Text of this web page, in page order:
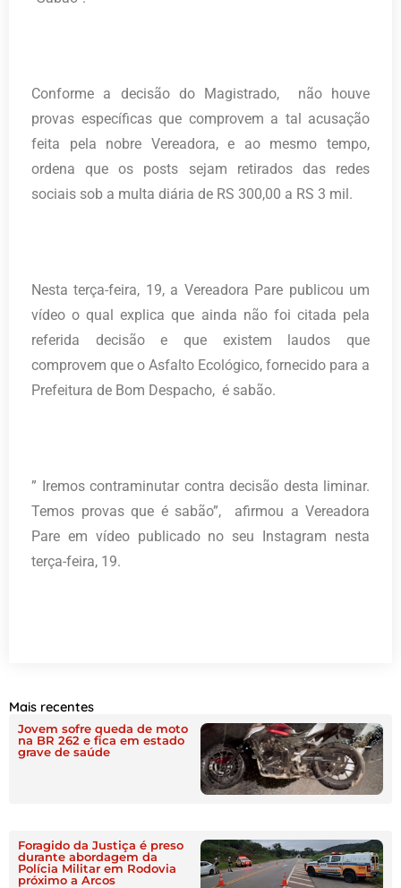
Conforme a decisão do Magistrado, não houve
provas específicas que comprovem a tal acusação
feita pela nobre Vereadora, e ao mesmo tempo,
ordena que os posts sejam retirados das redes
sociais sob a multa diária de RS 300,00 a RS 3 mil.
Nesta terça-feira, 19, a Vereadora Pare publicou um
vídeo o qual explica que ainda não foi citada pela
referida decisão e que existem laudos que
comprovem que o Asfalto Ecológico, fornecido para a
Prefeitura de Bom Despacho, é sabão.
” Iremos contraminutar contra decisão desta liminar.
Temos provas que é sabão”, afirmou a Vereadora
Pare em vídeo publicado no seu Instagram nesta
terça-feira, 19.
Mais recentes
Jovem sofre queda de moto
na BR 262 e fica em estado
grave de saúde
Foragido da Justiça é preso
durante abordagem da
Polícia Militar em Rodovia
próximo a Arcos